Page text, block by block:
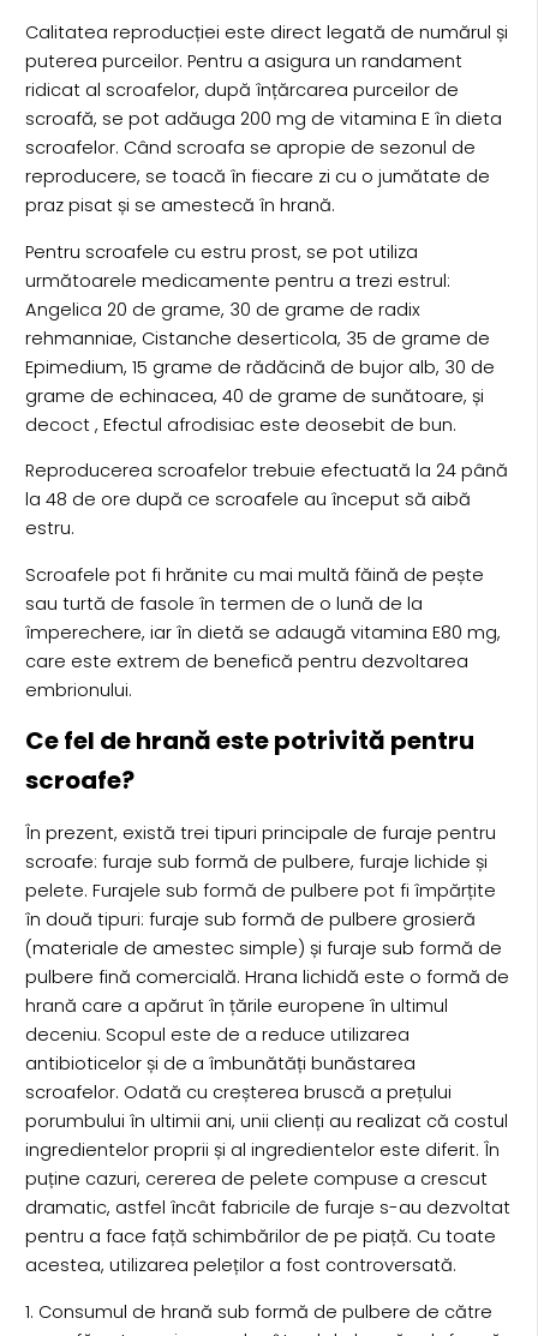
Calitatea reproducției este direct legată de numărul și
puterea purceilor. Pentru a asigura un randament
ridicat al scroafelor, după înțărcarea purceilor de
scroafă, se pot adăuga 200 mg de vitamina E în dieta
scroafelor. Când scroafa se apropie de sezonul de
reproducere, se toacă în fiecare zi cu o jumătate de
praz pisat și se amestecă în hrană.
Pentru scroafele cu estru prost, se pot utiliza
următoarele medicamente pentru a trezi estrul:
Angelica 20 de grame, 30 de grame de radix
rehmanniae, Cistanche deserticola, 35 de grame de
Epimedium, 15 grame de rădăcină de bujor alb, 30 de
grame de echinacea, 40 de grame de sunătoare, și
decoct , Efectul afrodisiac este deosebit de bun.
Reproducerea scroafelor trebuie efectuată la 24 până
la 48 de ore după ce scroafele au început să aibă
estru.
Scroafele pot fi hrănite cu mai multă făină de pește
sau turtă de fasole în termen de o lună de la
împerechere, iar în dietă se adaugă vitamina E80 mg,
care este extrem de benefică pentru dezvoltarea
embrionului.
Ce fel de hrană este potrivită pentru
scroafe?
În prezent, există trei tipuri principale de furaje pentru
scroafe: furaje sub formă de pulbere, furaje lichide și
pelete. Furajele sub formă de pulbere pot fi împărțite
în două tipuri: furaje sub formă de pulbere grosieră
(materiale de amestec simple) și furaje sub formă de
pulbere fină comercială. Hrana lichidă este o formă de
hrană care a apărut în țările europene în ultimul
deceniu. Scopul este de a reduce utilizarea
antibioticelor și de a îmbunătăți bunăstarea
scroafelor. Odată cu creșterea bruscă a prețului
porumbului în ultimii ani, unii clienți au realizat că costul
ingredientelor proprii și al ingredientelor este diferit. În
puține cazuri, cererea de pelete compuse a crescut
dramatic, astfel încât fabricile de furaje s-au dezvoltat
pentru a face față schimbărilor de pe piață. Cu toate
acestea, utilizarea peleților a fost controversată.
1. Consumul de hrană sub formă de pulbere de către